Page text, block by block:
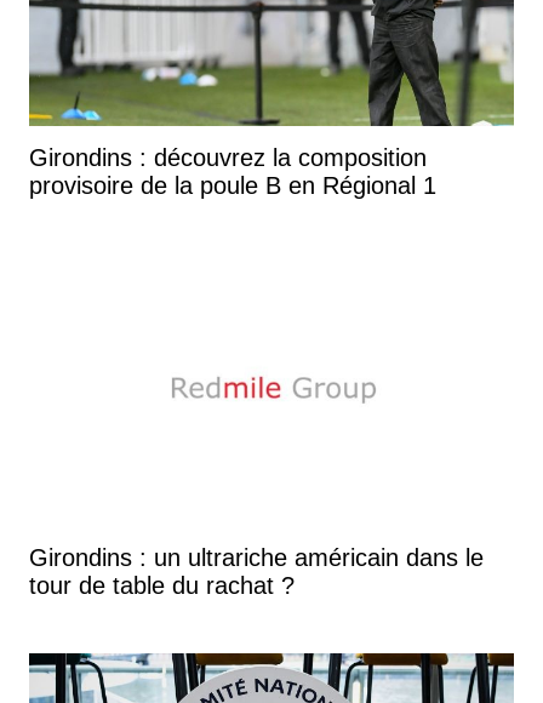
Girondins : découvrez la composition
provisoire de la poule B en Régional 1
Girondins : un ultrariche américain dans le
tour de table du rachat ?